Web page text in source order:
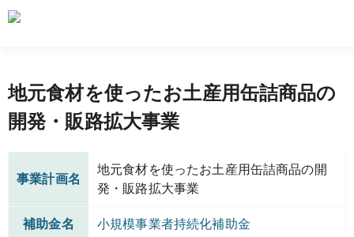
地元食材を使ったお土産用缶詰商品の
開発・販路拡大事業
事業計画名
地元食材を使ったお土産用缶詰商品の開
発・販路拡大事業
補助金名 小規模事業者持続化補助金